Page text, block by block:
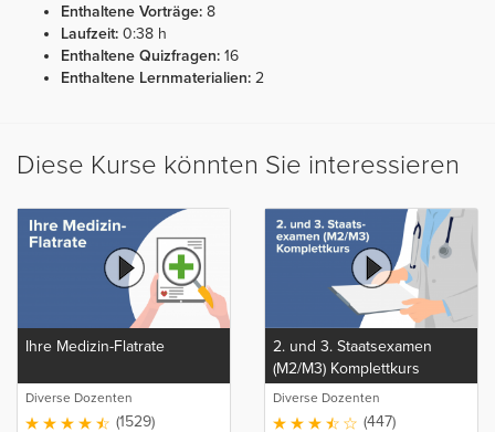
Enthaltene Vorträge: 8
Laufzeit: 0:38 h
Enthaltene Quizfragen: 16
Enthaltene Lernmaterialien: 2
Diese Kurse könnten Sie interessieren
Ihre Medizin-Flatrate
Diverse Dozenten
(1529)
2. und 3. Staatsexamen
(M2/M3) Komplettkurs
Diverse Dozenten
(447)